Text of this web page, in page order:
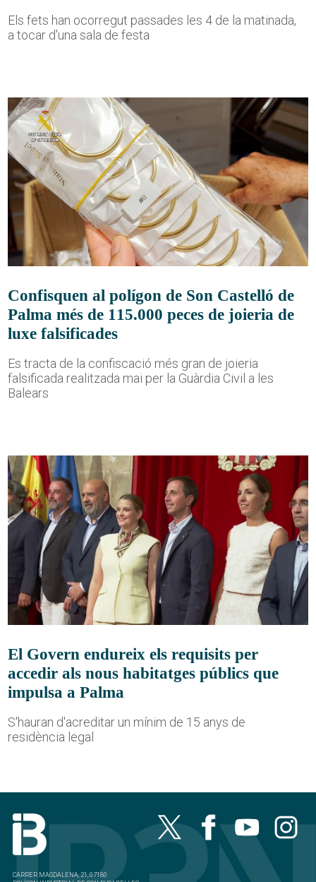
Els fets han ocorregut passades les 4 de la matinada,
a tocar d'una sala de festa
Confisquen al polígon de Son Castelló de
Palma més de 115.000 peces de joieria de
luxe falsificades
Es tracta de la confiscació més gran de joieria
falsificada realitzada mai per la Guàrdia Civil a les
Balears
El Govern endureix els requisits per
accedir als nous habitatges públics que
impulsa a Palma
S'hauran d'acreditar un mínim de 15 anys de
residència legal
CARRER MAGDALENA, 21, 07180